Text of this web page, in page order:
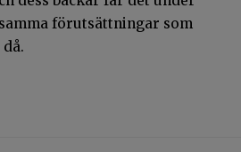
förutsättningar som